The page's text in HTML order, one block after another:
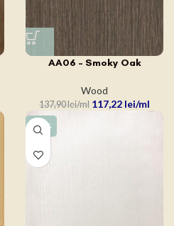
AA06 – Smoky Oak
Wood
137,90lei 117,22 lei
-15%